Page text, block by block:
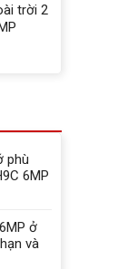
trời 2
phù
6MP
ở
và